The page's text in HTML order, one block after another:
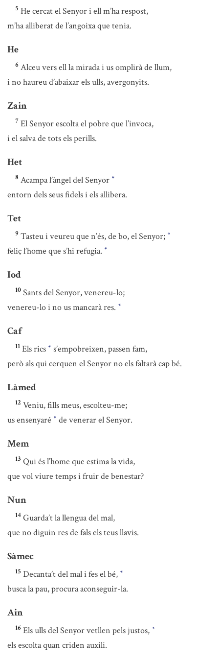
5 He cercat el Senyor i ell m’ha respost,
m’ha alliberat de l’angoixa que tenia.
He
6 Alceu vers ell la mirada i us omplirà de llum,
i no haureu d’abaixar els ulls, avergonyits.
Zain
7 El Senyor escolta el pobre que l’invoca,
i el salva de tots els perills.
Het
8 Acampa l’àngel del Senyor *
entorn dels seus fidels i els allibera.
Tet
9 Tasteu i veureu que n’és, de bo, el Senyor; *
feliç l’home que s’hi refugia. *
Iod
10 Sants del Senyor, venereu-lo;
venereu-lo i no us mancarà res. *
Caf
11 Els rics * s’empobreixen, passen fam,
però als qui cerquen el Senyor no els faltarà cap bé.
Làmed
12 Veniu, fills meus, escolteu-me;
us ensenyaré * de venerar el Senyor.
Mem
13 Qui és l’home que estima la vida,
que vol viure temps i fruir de benestar?
Nun
14 Guarda’t la llengua del mal,
que no diguin res de fals els teus llavis.
Sàmec
15 Decanta’t del mal i fes el bé, *
busca la pau, procura aconseguir-la.
Ain
16 Els ulls del Senyor vetllen pels justos, *
els escolta quan criden auxili.